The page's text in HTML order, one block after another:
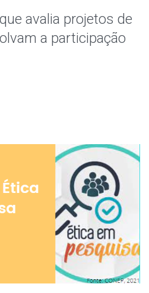
avalia projetos de
a participação